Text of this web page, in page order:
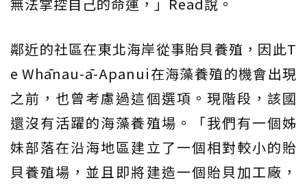
鄰近的社區在東北海岸從事貽貝養殖，因此T
e Whānau-ā-Apanui在海藻養殖的機會出現
之前，也曾考慮過這個選項。現階段，該國
還沒有活躍的海藻養殖場。「我們有一個姊
妹部落在沿海地區建立了一個相對較小的貽
貝養殖場，並且即將建造一個貽貝加工廠，